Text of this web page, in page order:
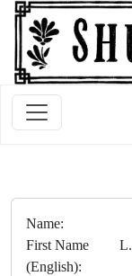
Name:
First Name
(English):
L.